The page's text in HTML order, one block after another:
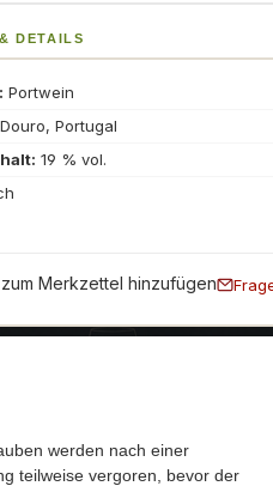
DETAILS
Portwein
Douro, Portugal
19 % vol.
Merkzettel hinzufügen
werden nach einer
teilweise vergoren, bevor der